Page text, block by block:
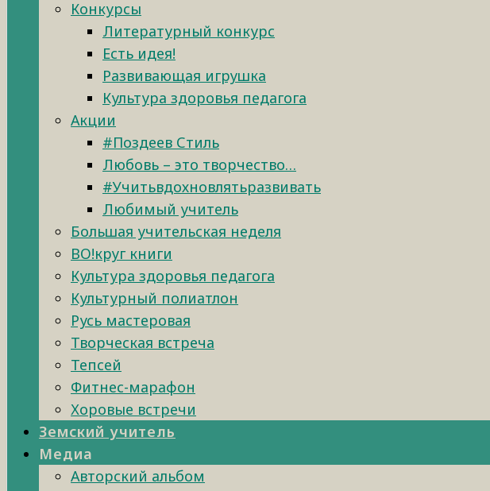
Конкурсы
Литературный конкурс
Есть идея!
Развивающая игрушка
Культура здоровья педагога
Акции
#Поздеев Стиль
Любовь – это творчество…
#Учитьвдохновлятьразвивать
Любимый учитель
Большая учительская неделя
ВО!круг книги
Культура здоровья педагога
Культурный полиатлон
Русь мастеровая
Творческая встреча
Тепсей
Фитнес-марафон
Хоровые встречи
Земский учитель
Медиа
Авторский альбом